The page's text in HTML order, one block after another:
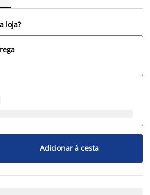
loja?
Adicionar à cesta